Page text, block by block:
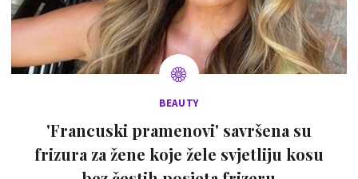
BEAUTY
'Francuski pramenovi' savršena su
frizura za žene koje žele svjetliju kosu